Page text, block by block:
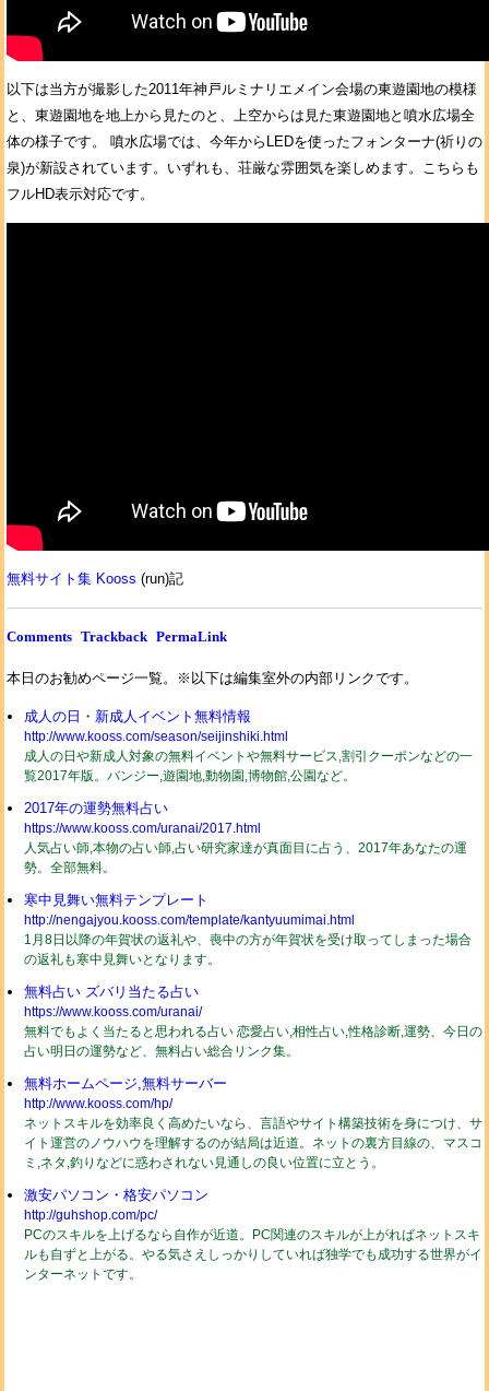
以下は当方が撮影した2011年神戸ルミナリエメイン会場の東遊園地の模様
と、東遊園地を地上から見たのと、上空からは見た東遊園地と噴水広場全
体の様子です。 噴水広場では、今年からLEDを使ったフォンターナ(祈りの
泉)が新設されています。いずれも、荘厳な雰囲気を楽しめます。こちらも
フルHD表示対応です。
無料サイト集 Kooss (run)記
Comments Trackback PermaLink
本日のお勧めページ一覧。※以下は編集室外の内部リンクです。
成人の日・新成人イベント無料情報
http://www.kooss.com/season/seijinshiki.html
成人の日や新成人対象の無料イベントや無料サービス,割引クーポンなどの一
覧2017年版。バンジー,遊園地,動物園,博物館,公園など。
2017年の運勢無料占い
https://www.kooss.com/uranai/2017.html
人気占い師,本物の占い師,占い研究家達が真面目に占う、2017年あなたの運
勢。全部無料。
寒中見舞い無料テンプレート
http://nengajyou.kooss.com/template/kantyuumimai.html
1月8日以降の年賀状の返礼や、喪中の方が年賀状を受け取ってしまった場合
の返礼も寒中見舞いとなります。
無料占い ズバリ当たる占い
https://www.kooss.com/uranai/
無料でもよく当たると思われる占い 恋愛占い,相性占い,性格診断,運勢、今日の
占い明日の運勢など、無料占い総合リンク集。
無料ホームページ,無料サーバー
http://www.kooss.com/hp/
ネットスキルを効率良く高めたいなら、言語やサイト構築技術を身につけ、サ
イト運営のノウハウを理解するのが結局は近道。ネットの裏方目線の、マスコ
ミ,ネタ,釣りなどに惑わされない見通しの良い位置に立とう。
激安パソコン・格安パソコン
http://guhshop.com/pc/
PCのスキルを上げるなら自作が近道。PC関連のスキルが上がればネットスキ
ルも自ずと上がる。やる気さえしっかりしていれば独学でも成功する世界がイ
ンターネットです。